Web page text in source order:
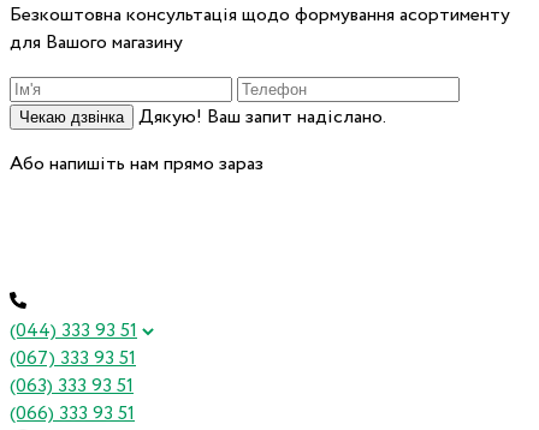
Безкоштовна консультація щодо формування асортименту
для Вашого магазину
Чекаю дзвінка
Дякую! Ваш запит надіслано.
Або напишіть нам прямо зараз
(044) 333 93 51
(067) 333 93 51
(063) 333 93 51
(066) 333 93 51